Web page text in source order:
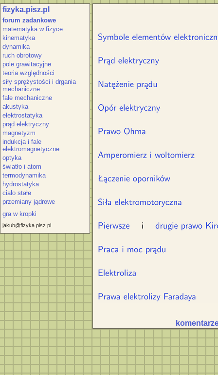
fizyka.pisz.pl
forum zadankowe
matematyka w fizyce
kinematyka
dynamika
ruch obrotowy
pole grawitacyjne
teoria względności
siły sprężystości i drgania
mechaniczne
fale mechaniczne
akustyka
elektrostatyka
prąd elektryczny
magnetyzm
indukcja i fale
elektromagnetyczne
optyka
światło i atom
termodynamika
hydrostatyka
ciało stałe
przemiany jądrowe
gra w kropki
jakub@fizyka.pisz.pl
pomiarowe dla prądu